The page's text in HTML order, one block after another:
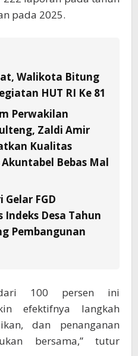
pada 2025.
Walikota Bitung
HUT RI Ke 81
Perwakilan
Zaldi Amir
Kualitas
Bebas Mal
Gelar FGD
Desa Tahun
Pembangunan
100 persen ini
efektifnya langkah
dan penanganan
bersama,” tutur